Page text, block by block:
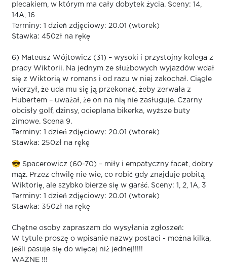
plecakiem, w którym ma cały dobytek życia. Sceny: 14,
14A, 16
Terminy: 1 dzień zdjęciowy: 20.01 (wtorek)
Stawka: 450zł na rękę
6) Mateusz Wójtowicz (31) – wysoki i przystojny kolega z
pracy Wiktorii. Na jednym ze służbowych wyjazdów wdał
się z Wiktorią w romans i od razu w niej zakochał. Ciągle
wierzył, że uda mu się ją przekonać, żeby zerwała z
Hubertem – uważał, że on na nią nie zasługuje. Czarny
obcisły golf, dżinsy, ocieplana bikerka, wyższe buty
zimowe. Scena 9.
Terminy: 1 dzień zdjęciowy: 20.01 (wtorek)
Stawka: 250zł na rękę
😎 Spacerowicz (60-70) – miły i empatyczny facet, dobry
mąż. Przez chwilę nie wie, co robić gdy znajduje pobitą
Wiktorię, ale szybko bierze się w garść. Sceny: 1, 2, 1A, 3
Terminy: 1 dzień zdjęciowy: 20.01 (wtorek)
Stawka: 350zł na rękę
Chętne osoby zapraszam do wysyłania zgłoszeń:
W tytule proszę o wpisanie nazwy postaci - można kilka,
jeśli pasuje się do więcej niż jednej!!!!!
WAŻNE !!!